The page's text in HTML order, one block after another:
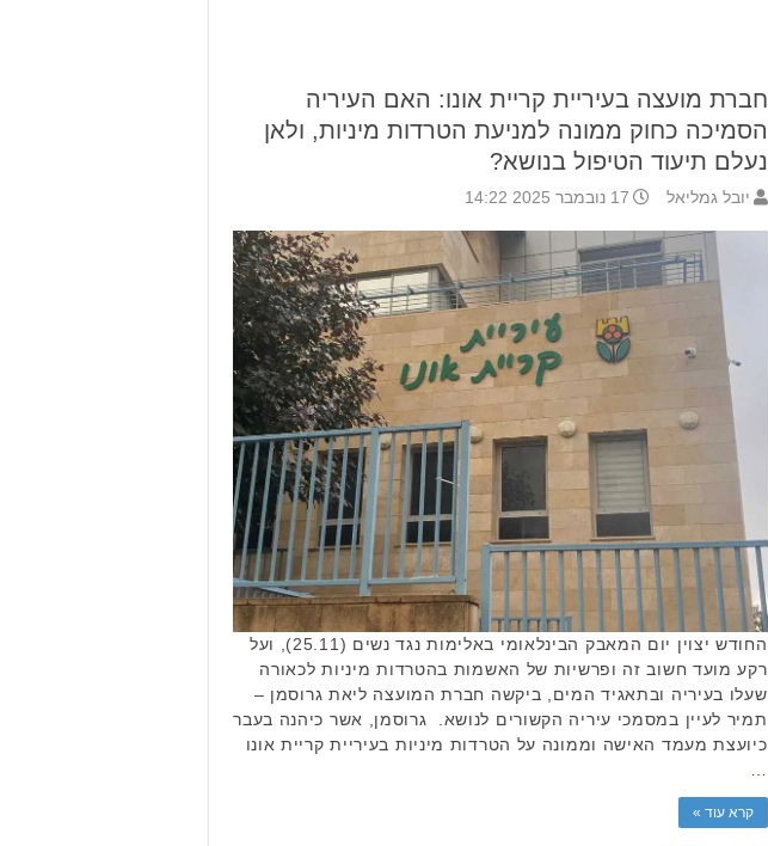
חברת מועצה בעיריית קריית אונו: האם העיריה
הסמיכה כחוק ממונה למניעת הטרדות מיניות, ולאן
נעלם תיעוד הטיפול בנושא?
יובל גמליאל 17 נובמבר 2025 14:22
החודש יצוין יום המאבק הבינלאומי באלימות נגד נשים (25.11), ועל
רקע מועד חשוב זה ופרשיות של האשמות בהטרדות מיניות לכאורה
שעלו בעיריה ובתאגיד המים, ביקשה חברת המועצה ליאת גרוסמן –
תמיר לעיין במסמכי עיריה הקשורים לנושא. גרוסמן, אשר כיהנה בעבר
כיועצת מעמד האישה וממונה על הטרדות מיניות בעיריית קריית אונו
קרא עוד »